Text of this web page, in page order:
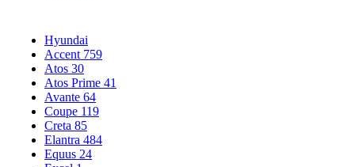
Hyundai
Accent 759
Atos 30
Atos Prime 41
Avante 64
Coupe 119
Creta 85
Elantra 484
Equus 24